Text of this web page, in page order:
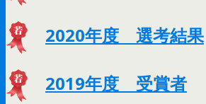
2020年度 選考結果
2019年度 受賞者